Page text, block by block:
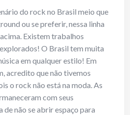
do rock no Brasil meio que
ou se preferir, nessa linha
Existem trabalhos
O Brasil tem muita
em qualquer estilo! Em
acredito que não tivemos
o rock não está na moda. As
com seus
de não se abrir espaço para